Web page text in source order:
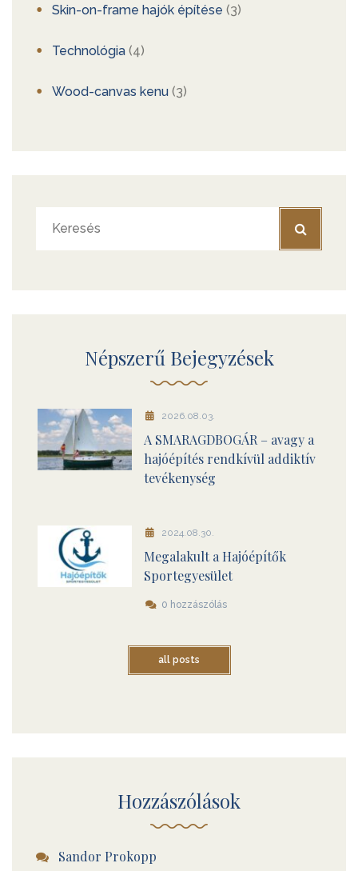
Skin-on-frame hajók építése (3)
Technológia (4)
Wood-canvas kenu (3)
Népszerű Bejegyzések
2026.08.03.
A SMARAGDBOGÁR – avagy a
hajóépítés rendkívül addiktív
tevékenység
2024.08.30.
Megalakult a Hajóépítők
Sportegyesület
0 hozzászólás
all posts
Hozzászólások
Sandor Prokopp